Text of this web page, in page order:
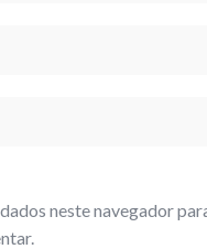
neste navegador